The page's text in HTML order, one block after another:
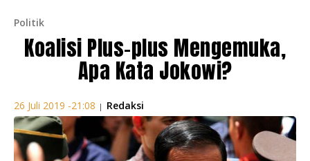
Politik
Koalisi Plus-plus Mengemuka,
Apa Kata Jokowi?
26 Juli 2019 -21:08 | Redaksi